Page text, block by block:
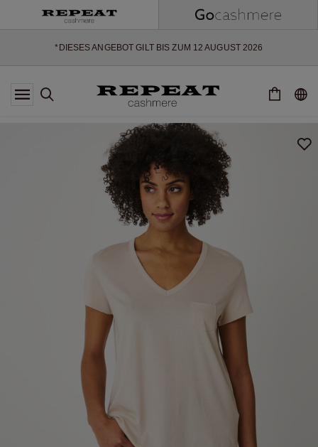
*DIESES ANGEBOT GILT BIS ZUM 12 AUGUST 2026
*GILT NICHT FÜR LIMITED EDITION
*AUSNAHMEN SIND MÖGLICH
WEICHE NEUE STYLES & FRISCHE FARBEN FÜR DIE KOMMENDE
EXTRA 10% OFF SALE